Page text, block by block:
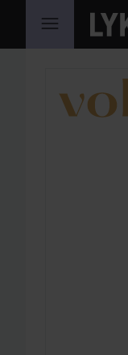
HOPPA TILL
HOPPA